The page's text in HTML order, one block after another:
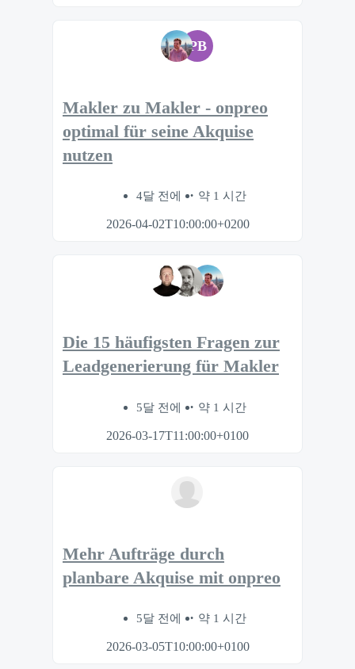
PB
Makler zu Makler - onpreo
optimal für seine Akquise
nutzen
4달 전에 약 1 시간
2026-04-02T10:00:00+0200
Die 15 häufigsten Fragen zur
Leadgenerierung für Makler
5달 전에 약 1 시간
2026-03-17T11:00:00+0100
Mehr Aufträge durch
planbare Akquise mit onpreo
5달 전에 약 1 시간
2026-03-05T10:00:00+0100